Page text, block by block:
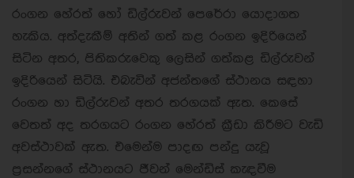
රංගන හේරත් හෝ ඩිල්රුවන් පෙරේරා යොදාගත
හැකිය. අත්දැකීම් අතින් ගත් කළ රංගන ඉදිරියෙන්
සිටින අතර, පිතිකරුවෙකු ලෙසින් ගත්කළ ඩිල්රුවන්
ඉදිරියෙන් සිටියි. එබැවින් අජන්තගේ ස්ථානය සඳහා
රංගන හා ඩිල්රුවන් අතර තරගයක් ඇත. කෙසේ
වෙතත් අද තරගයට රංගන හේරත් ක්‍රීඩා කිරීමට වැඩි
අවස්ථාවක් ඇත. එමෙන්ම පාදඟ පන්දු යැවූ
ප්‍රසන්නගේ ස්ථානයට ජීවන් මෙන්ඩිස් කැඳවීම